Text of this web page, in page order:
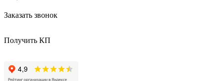
Заказать звонок
Получить КП